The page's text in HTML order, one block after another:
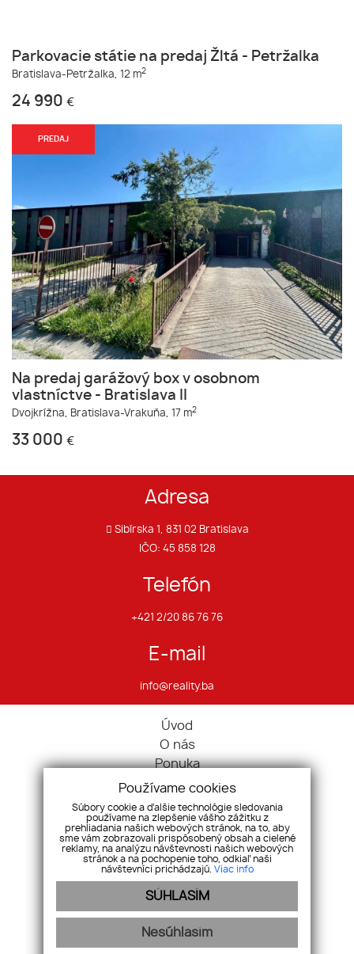
Parkovacie státie na predaj Žltá - Petržalka
Bratislava-Petržalka, 12 m2
24 990 €
PREDAJ
Na predaj garážový box v osobnom
vlastníctve - Bratislava II
Dvojkrížna, Bratislava-Vrakuňa, 17 m2
33 000 €
Adresa
Sibírska 1, 831 02 Bratislava
IČO: 45 858 128
Telefón
+421 2/20 86 76 76
E-mail
info@reality.ba
Úvod
O nás
Ponuka
Pravidlá cookies
Ponúknite nám
Služby
Kontakt
Ochrana osobných údajov
Pozemky
Komerčné nehnuteľnosti
Používame cookies
Súbory cookie a ďalšie technológie sledovania
používame na zlepšenie vášho zážitku z
prehliadania našich webových stránok, na to, aby
sme vám zobrazovali prispôsobený obsah a cielené
reklamy, na analýzu návštevnosti našich webových
stránok a na pochopenie toho, odkiaľ naši
návštevníci prichádzajú. Viac info
SÚHLASÍM
Nesúhlasím